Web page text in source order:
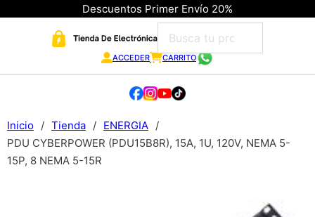
Descuentos Primer Envío 20%
ACCEDER CARRITO
Inicio / Tienda / ENERGIA /
PDU CYBERPOWER (PDU15B8R), 15A, 1U, 120V, NEMA 5-
15P, 8 NEMA 5-15R